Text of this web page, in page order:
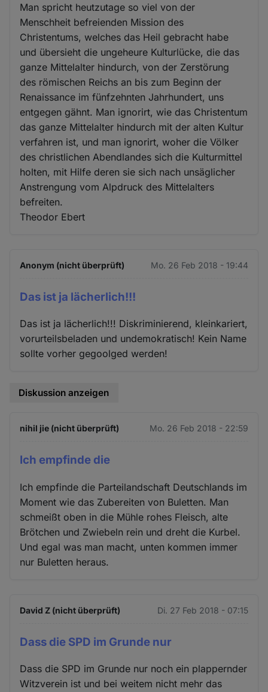
Man spricht heutzutage so viel von der
Menschheit befreienden Mission des
Christentums, welches das Heil gebracht habe
und übersieht die ungeheure Kulturlücke, die das
ganze Mittelalter hindurch, von der Zerstörung
des römischen Reichs an bis zum Beginn der
Renaissance im fünfzehnten Jahrhundert, uns
entgegen gähnt. Man ignorirt, wie das Christentum
das ganze Mittelalter hindurch mit der alten Kultur
verfahren ist, und man ignorirt, woher die Völker
des christlichen Abendlandes sich die Kulturmittel
holten, mit Hilfe deren sie sich nach unsäglicher
Anstrengung vom Alpdruck des Mittelalters
befreiten.
Theodor Ebert
Anonym (nicht überprüft) Mo. 26 Feb 2018 - 19:44
Das ist ja lächerlich!!!
Das ist ja lächerlich!!! Diskriminierend, kleinkariert,
vorurteilsbeladen und undemokratisch! Kein Name
sollte vorher gegoolged werden!
Diskussion anzeigen
nihil jie (nicht überprüft) Mo. 26 Feb 2018 - 22:59
Ich empfinde die
Ich empfinde die Parteilandschaft Deutschlands im
Moment wie das Zubereiten von Buletten. Man
schmeißt oben in die Mühle rohes Fleisch, alte
Brötchen und Zwiebeln rein und dreht die Kurbel.
Und egal was man macht, unten kommen immer
nur Buletten heraus.
David Z (nicht überprüft) Di. 27 Feb 2018 - 07:15
Dass die SPD im Grunde nur
Dass die SPD im Grunde nur noch ein plappernder
Witzverein ist und bei weitem nicht mehr das